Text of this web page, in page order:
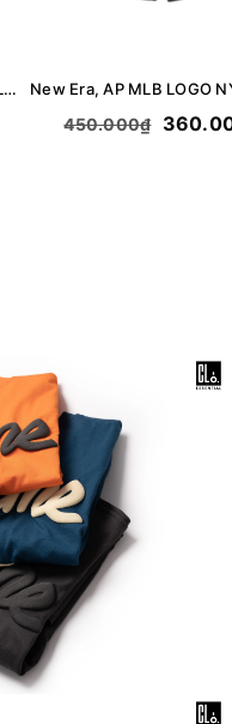
New Era, Ap Ne Essential Basic Logo Bear T-Shirt - Black
450.000₫